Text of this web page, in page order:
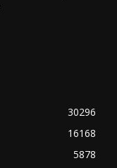
30296
16168
5878